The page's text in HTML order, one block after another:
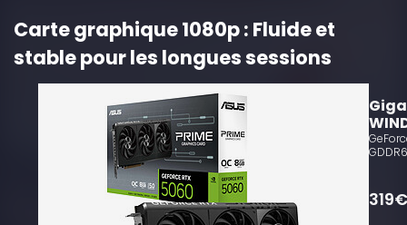
Carte graphique 1080p : Fluide et
stable pour les longues sessions